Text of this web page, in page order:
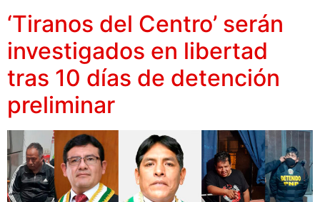
‘Tiranos del Centro’ serán
investigados en libertad
tras 10 días de detención
preliminar